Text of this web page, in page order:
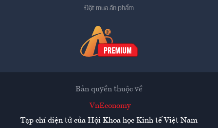
Đặt mua ấn phẩm
Bản quyền thuộc về
VnEconomy
Tạp chí điện tử của Hội Khoa học Kinh tế Việt Nam